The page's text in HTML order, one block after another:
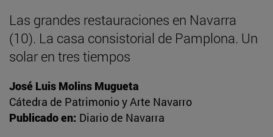
Las grandes restauraciones en Navarra
(10). La casa consistorial de Pamplona. Un
solar en tres tiempos
José Luis Molins Mugueta
Cátedra de Patrimonio y Arte Navarro
Publicado en: Diario de Navarra